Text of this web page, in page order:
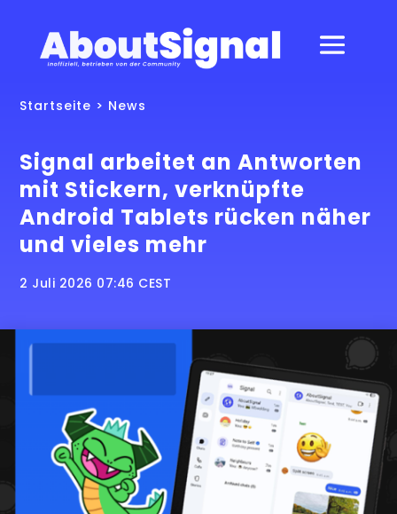
Startseite > News
Signal arbeitet an Antworten
mit Stickern, verknüpfte
Android Tablets rücken näher
und vieles mehr
2 Juli 2026 07:46 CEST